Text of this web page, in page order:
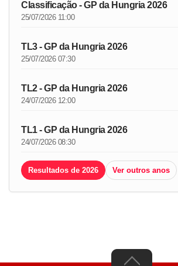
Classificação - GP da Hungria 2026
25/07/2026 11:00
TL3 - GP da Hungria 2026
25/07/2026 07:30
TL2 - GP da Hungria 2026
24/07/2026 12:00
TL1 - GP da Hungria 2026
24/07/2026 08:30
Resultados de 2026 Ver outros anos